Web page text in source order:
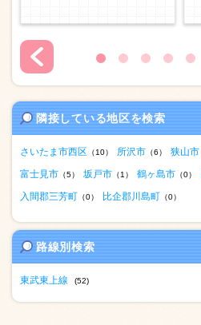
隣接している地区を検索
さいたま市西区 （10） 所沢市 （6） 狭山市
富士見市 （5） 坂戸市 （1） 鶴ヶ島市 （0）
入間郡三芳町 （0） 比企郡川島町 （0）
路線別検索
東武東上線 (52)